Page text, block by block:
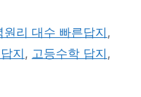
원리 대수 빠른답지 ,
지 , 고등수학 답지 ,